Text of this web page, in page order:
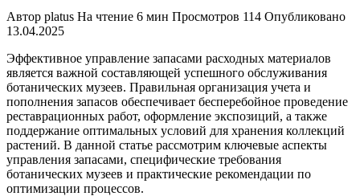
Автор platus На чтение 6 мин Просмотров 114 Опубликовано
13.04.2025
Эффективное управление запасами расходных материалов
является важной составляющей успешного обслуживания
ботанических музеев. Правильная организация учета и
пополнения запасов обеспечивает бесперебойное проведение
реставрационных работ, оформление экспозиций, а также
поддержание оптимальных условий для хранения коллекций
растений. В данной статье рассмотрим ключевые аспекты
управления запасами, специфические требования
ботанических музеев и практические рекомендации по
оптимизации процессов.